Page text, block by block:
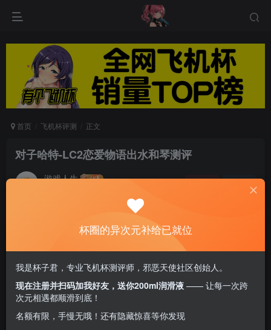
首页 飞机杯评测 正文
对子哈特-LC2恋爱物语出水和琴测评
游戏人生
LOVELYxCATION2与对子哈特联合出品的飞机杯
​​因为一直测评的飞机杯价位都在两三百块钱，然后
就寻思测评一些价位比较低的玩具吧，这样选择起
来也不会困难，不舒服扔掉都不会觉得太心疼。
杯圈的异次元补给已就位
我是杯子君，专业飞机杯测评师，邪恶天使社区创始人。
现在注册并扫码加我好友，送你200ml润滑液 —— 让每一次跨
次元相遇都顺滑到底！
名额有限，手慢无哦！还有隐藏惊喜等你发现